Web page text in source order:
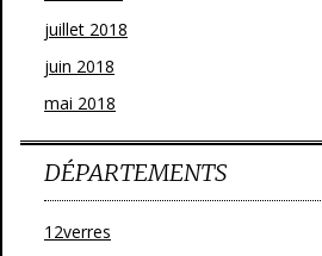
juillet 2018
juin 2018
mai 2018
DÉPARTEMENTS
12verres